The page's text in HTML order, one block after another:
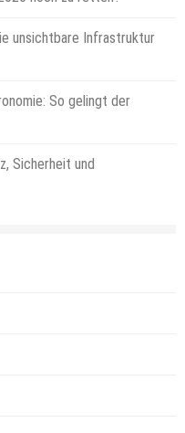
unsichtbare Infrastruktur
So gelingt der
Sicherheit und